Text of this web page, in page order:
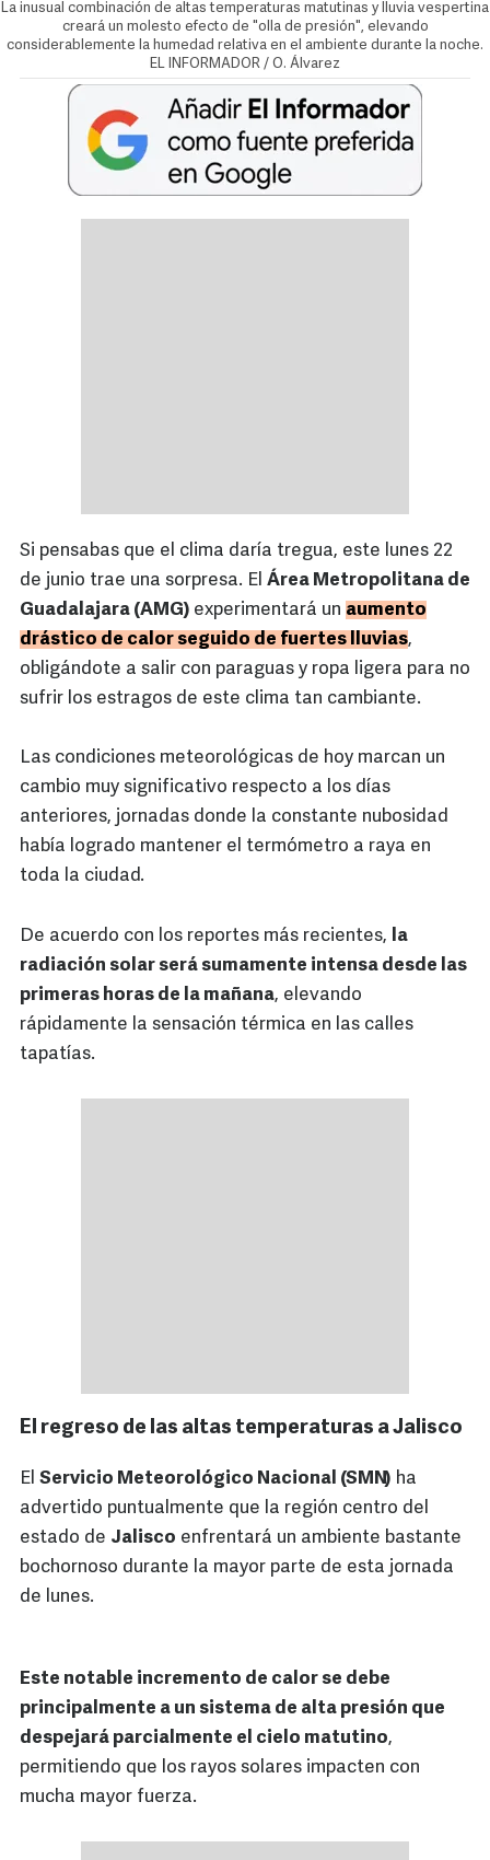
La inusual combinación de altas temperaturas matutinas y lluvia vespertina
creará un molesto efecto de "olla de presión", elevando
considerablemente la humedad relativa en el ambiente durante la noche.
EL INFORMADOR / O. Álvarez
Si pensabas que el clima daría tregua, este lunes 22
de junio trae una sorpresa. El Área Metropolitana de
Guadalajara (AMG) experimentará un aumento
drástico de calor seguido de fuertes lluvias,
obligándote a salir con paraguas y ropa ligera para no
sufrir los estragos de este clima tan cambiante.
Las condiciones meteorológicas de hoy marcan un
cambio muy significativo respecto a los días
anteriores, jornadas donde la constante nubosidad
había logrado mantener el termómetro a raya en
toda la ciudad.
De acuerdo con los reportes más recientes, la
radiación solar será sumamente intensa desde las
primeras horas de la mañana, elevando
rápidamente la sensación térmica en las calles
tapatías.
El regreso de las altas temperaturas a Jalisco
El Servicio Meteorológico Nacional (SMN) ha
advertido puntualmente que la región centro del
estado de Jalisco enfrentará un ambiente bastante
bochornoso durante la mayor parte de esta jornada
de lunes.
Este notable incremento de calor se debe
principalmente a un sistema de alta presión que
despejará parcialmente el cielo matutino,
permitiendo que los rayos solares impacten con
mucha mayor fuerza.